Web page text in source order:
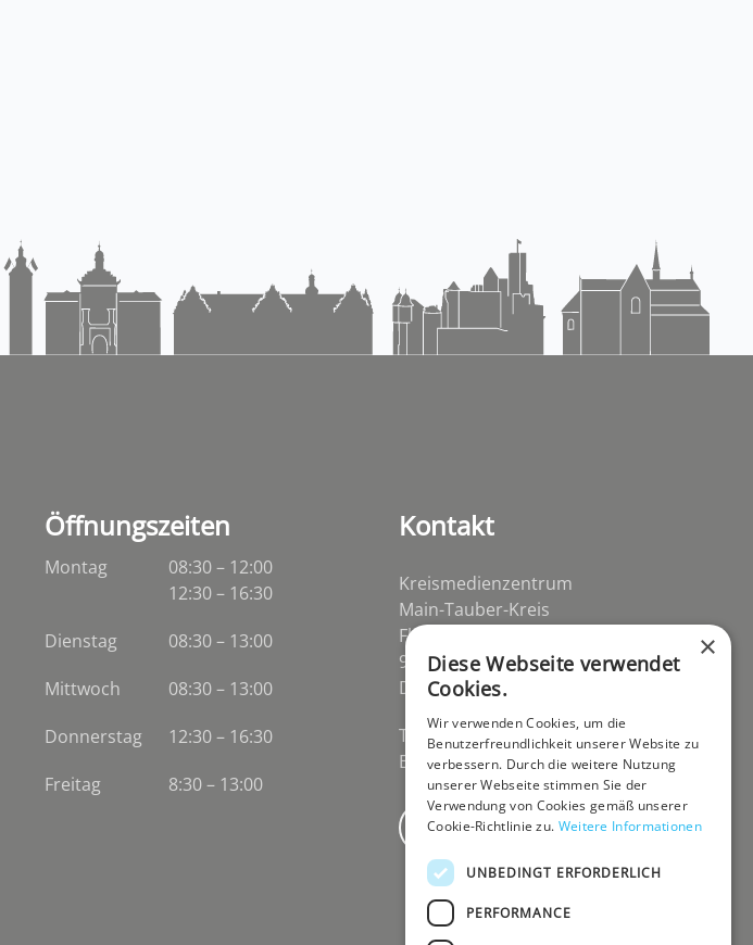
Öffnungszeiten
Montag
08:30 – 12:00
12:30 – 16:30
Dienstag
08:30– 13:00
Mittwoch
08:30– 13:00
Donnerstag
12:30 – 16:30
Freitag
8:30 – 13:00
Kontakt
Kreismedienzentrum
Main-Tauber-Kreis
Flurstraße 2
97941 Tauberbischofsheim-
Distelhausen
Telefon 09341 84670
E-Mailpost@kmz-tbb.de
Newsletter
×
Diese Webseite verwendet
Cookies.
Wir verwenden Cookies, um die
Benutzerfreundlichkeit unserer Website zu
verbessern. Durch die weitere Nutzung
unserer Webseite stimmen Sie der
Verwendung von Cookies gemäß unserer
Cookie-Richtlinie zu. Weitere Informationen
UNBEDINGT ERFORDERLICH
PERFORMANCE